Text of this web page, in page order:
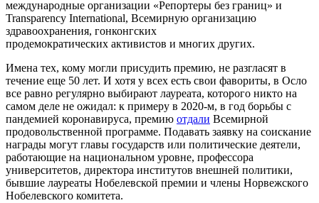
международные организации «Репортеры без границ» и
Transparency International, Всемирную организацию
здравоохранения, гонконгских
продемократических активистов и многих других.
Имена тех, кому могли присудить премию, не разгласят в
течение еще 50 лет. И хотя у всех есть свои фавориты, в Осло
все равно регулярно выбирают лауреата, которого никто на
самом деле не ожидал: к примеру в 2020-м, в год борьбы с
пандемией коронавируса, премию отдали Всемирной
продовольственной программе. Подавать заявку на соискание
награды могут главы государств или политические деятели,
работающие на национальном уровне, профессора
университетов, директора институтов внешней политики,
бывшие лауреаты Нобелевской премии и члены Норвежского
Нобелевского комитета.